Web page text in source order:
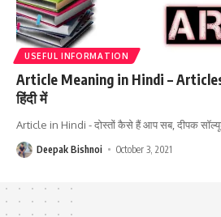
USEFUL INFORMATION
Article Meaning in Hindi – Articles
हिंदी में
Article in Hindi - दोस्तों कैसे हैं आप सब, दीपक
Deepak Bishnoi October 3, 2021